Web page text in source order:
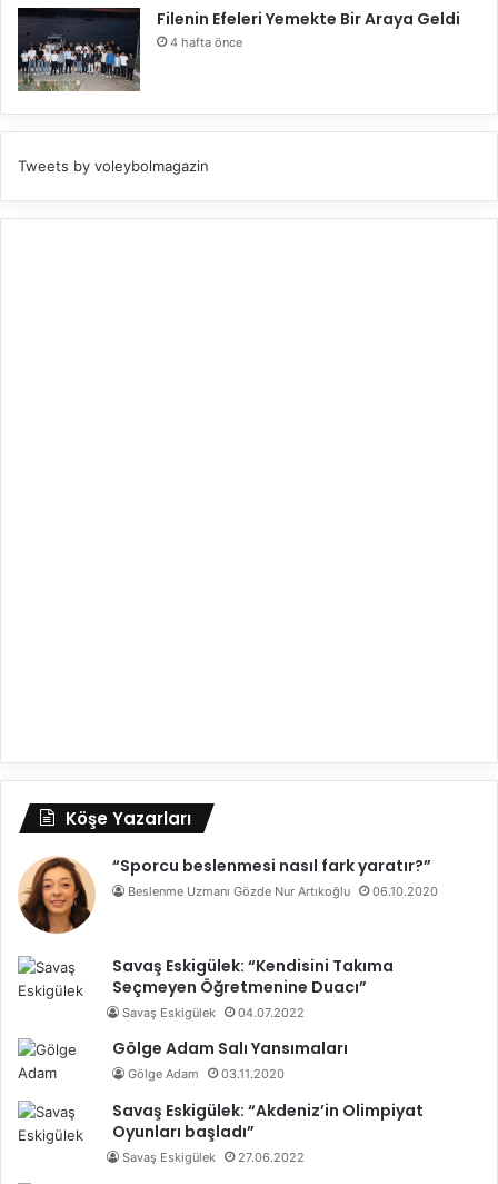
Filenin Efeleri Yemekte Bir Araya Geldi
4 hafta önce
Tweets by voleybolmagazin
Köşe Yazarları
“Sporcu beslenmesi nasıl fark yaratır?”
Beslenme Uzmanı Gözde Nur Artıkoğlu 06.10.2020
Savaş Eskigülek: “Kendisini Takıma
Seçmeyen Öğretmenine Duacı”
Savaş Eskigülek 04.07.2022
Gölge Adam Salı Yansımaları
Gölge Adam 03.11.2020
Savaş Eskigülek: “Akdeniz’in Olimpiyat
Oyunları başladı”
Savaş Eskigülek 27.06.2022